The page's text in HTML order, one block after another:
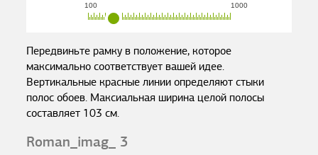
100 1000
Передвиньте рамку в положение, которое
максимально соответствует вашей идее.
Вертикальные красные линии определяют стыки
полос обоев. Максиальная ширина целой полосы
составляет 103 см.
Roman_imag_ 3